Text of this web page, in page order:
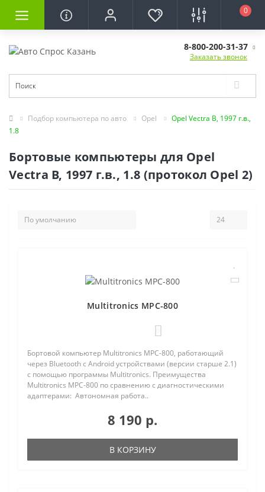
0
8-800-200-31-37
Заказать звонок
Подбор компьютера по авто Opel
Opel Vectra B, 1997 г.в.,
1.8
Бортовые компьютеры для Opel
Vectra B, 1997 г.в., 1.8 (протокол Opel 2)
Multitronics MPC-800
Бортовой компьютер Multitronics MPC-800, работающий
через Bluetooth с Android устройствами (версии старше 2.1)
с помощью программы Multitronics. Преимущества
Multitronics MPC-800 по сравнению с диагностическими
адаптерами: Автономная работа..
8 190 р.
В КОРЗИНУ